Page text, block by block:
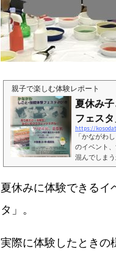
親子で楽しむ体験レポート
夏休み
フェス
https://
「かながわ
のイベント
混んでしま
共にとって
このイベン
夏休みに体験できるイ
タ」。
実際に体験したときの